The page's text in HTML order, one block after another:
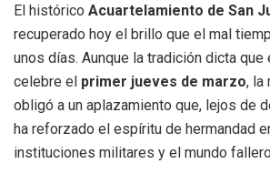
El histórico Acuartelamiento de San
recuperado hoy el brillo que el mal
unos días. Aunque la tradición dicta
celebre el primer jueves de marzo, la
obligó a un aplazamiento que, lejos de
ha reforzado el espíritu de hermandad
instituciones militares y el mundo